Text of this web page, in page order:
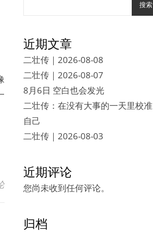
搜索
近期文章
二壮传｜2026-08-08
二壮传｜2026-08-07
8月6日 空白也会发光
二壮传：在没有大事的一天里校准
自己
二壮传｜2026-08-03
近期评论
您尚未收到任何评论。
归档